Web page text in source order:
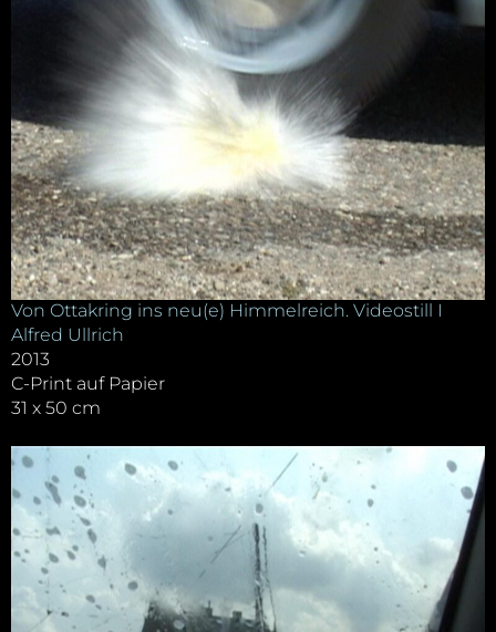
Von Ottakring ins neu(e) Himmelreich. Videostill I
Alfred Ullrich
2013
C-Print auf Papier
31 x 50 cm